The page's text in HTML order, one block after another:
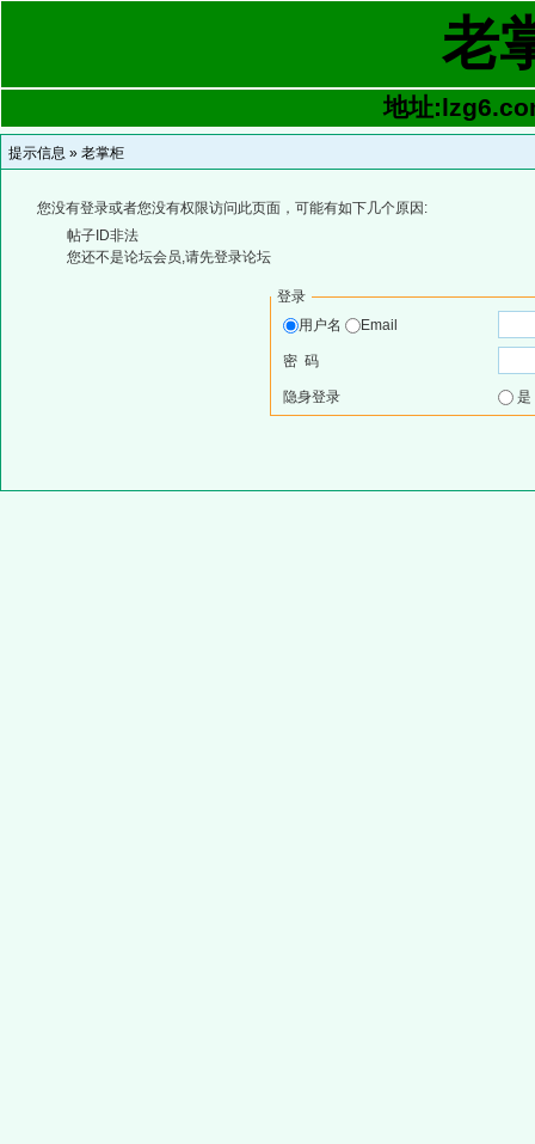
老
地址
提示信息 » 老掌柜
您没有登录或者您没有权限访问此页面，可能有如下几个原因:
帖子ID非法
您还不是论坛会员,请先登录论坛
登录
用户名
Email
密 码
隐身登录